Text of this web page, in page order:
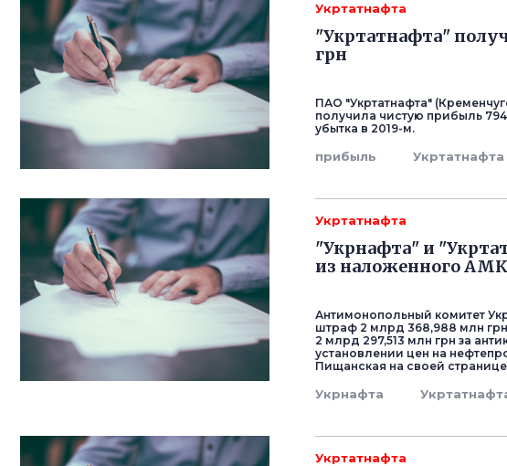
Укртатнафта
"Укртатнафта"
грн
ПАО "Укртатнафта"
получила чистую прибыль
убытка в 2019-м.
прибыль Укртатнафта
Укртатнафта
"Укрнафта" и
из наложенного
Антимонопольный комитет
штраф 2 млрд 368,988 млн
2 млрд 297,513 млн грн за
установлении цен на
Пищанская на своей
Укрнафта
Укртатнафта